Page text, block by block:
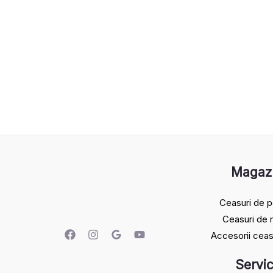
Ceasuri de
Ceasuri de
Accesorii